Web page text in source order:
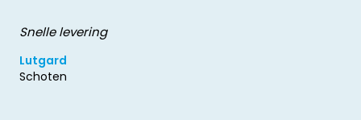
Snelle levering
Lutgard
Schoten